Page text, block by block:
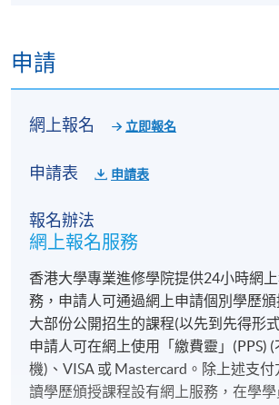
申請
網上報名 立即報名
申請表 申請表
報名辦法
網上報名服務
香港大學專業進修學院提供24小時網
務，申請人可通過網上申請個別學歷
大部份公開招生的課程(以先到先得形
申請人可在網上使用「繳費靈」(PPS)
機)、VISA 或 Mastercard。除上述支
讀學歷頒授課程設有網上服務，在學